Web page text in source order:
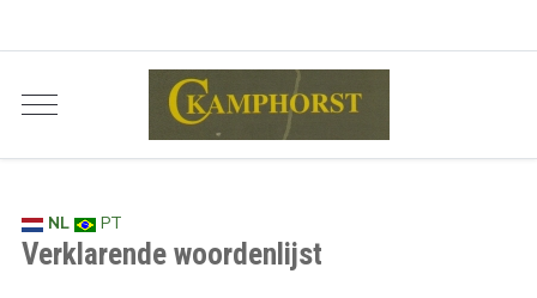
NL PT
Verklarende woordenlijst